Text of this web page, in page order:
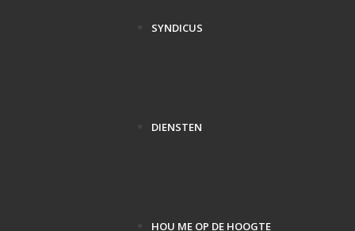
SYNDICUS
DIENSTEN
HOU ME OP DE HOOGTE